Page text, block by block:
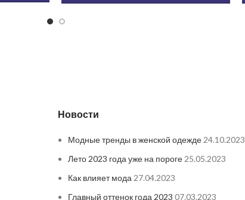
Новости
Модные тренды в женской одежде 24.10.2023
Лето 2023 года уже на пороге 25.05.2023
Как влияет мода 27.04.2023
Главный оттенок года 2023 07.03.2023